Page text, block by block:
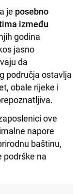
je posebno
između
godina
jasno
da
područja ostavlja
obale rijeke i
ove
napore
baštinu,
podrške na